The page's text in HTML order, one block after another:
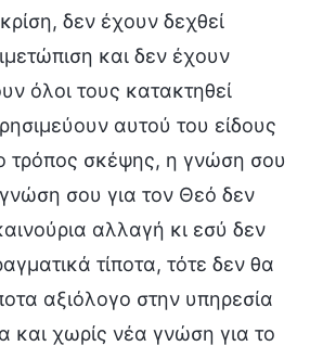
δεν έχουν δεχθεί
και δεν έχουν
όλοι τους κατακτηθεί
αυτού του είδους
τρόπος σκέψης, η γνώση σου
σου για τον Θεό δεν
αλλαγή κι εσύ δεν
τίποτα, τότε δεν θα
αξιόλογο στην υπηρεσία
και χωρίς νέα γνώση για το